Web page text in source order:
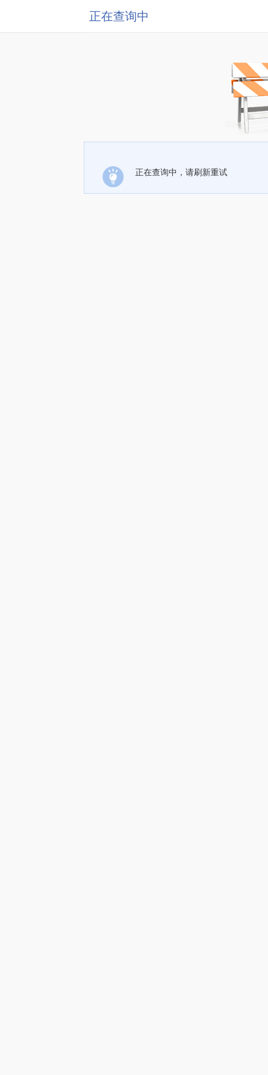
正在查询中
正在查询中，请刷新重试